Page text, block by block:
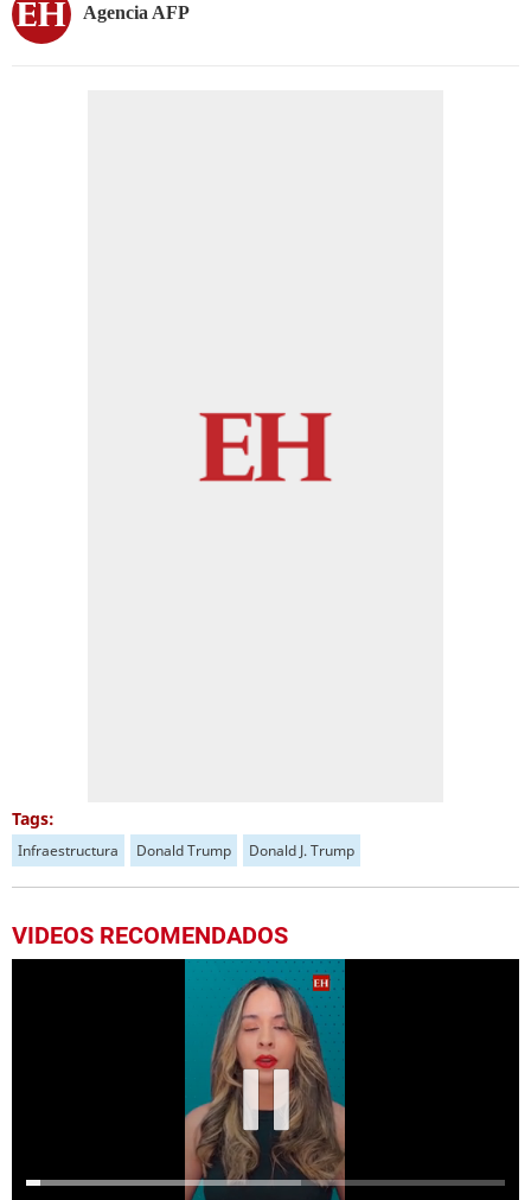
Agencia AFP
Tags:
Infraestructura Donald Trump Donald J. Trump
VIDEOS RECOMENDADOS